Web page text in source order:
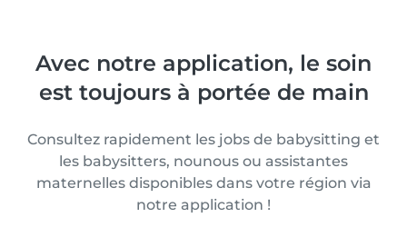
Avec notre application, le soin
est toujours à portée de main
Consultez rapidement les jobs de babysitting et
les babysitters, nounous ou assistantes
maternelles disponibles dans votre région via
notre application !